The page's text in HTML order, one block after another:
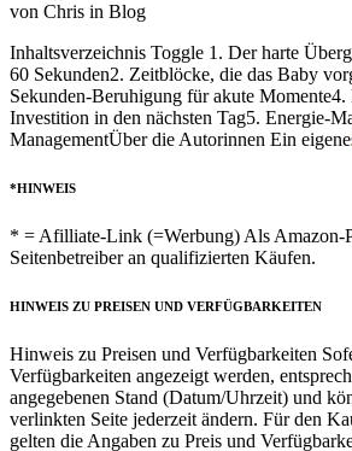
von Chris in Blog
Inhaltsverzeichnis Toggle 1. Der harte
60 Sekunden2. Zeitblöcke, die das Baby
Sekunden-Beruhigung für akute Momente4.
Investition in den nächsten Tag5. Energie-
ManagementÜber die Autorinnen Ein
*HINWEIS
* = Afilliate-Link (=Werbung) Als Amazon-
Seitenbetreiber an qualifizierten Käufen.
HINWEIS ZU PREISEN UND VERFÜGBARKEITEN
Hinweis zu Preisen und Verfügbarkeiten
Verfügbarkeiten angezeigt werden,
angegebenen Stand (Datum/Uhrzeit) und
verlinkten Seite jederzeit ändern. Für den
gelten die Angaben zu Preis und